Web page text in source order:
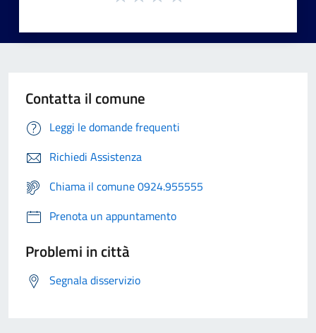
Contatta il comune
Leggi le domande frequenti
Richiedi Assistenza
Chiama il comune 0924.955555
Prenota un appuntamento
Problemi in città
Segnala disservizio